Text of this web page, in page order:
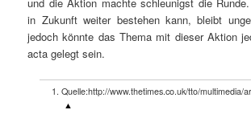
und die Aktion machte schleunigst die
in Zukunft weiter bestehen kann, bleibt
jedoch könnte das Thema mit dieser Aktion
acta gelegt sein.
Quelle:http://www.thetimes.co.uk/tto/multimedia/
▲